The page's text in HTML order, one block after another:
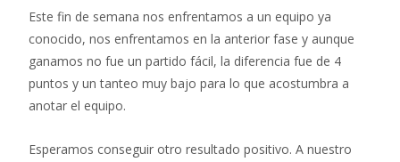
o
k
p
p
ti
r
Este fin de semana nos enfrentamos a un equipo ya
conocido, nos enfrentamos en la anterior fase y aunque
ganamos no fue un partido fácil, la diferencia fue de 4
puntos y un tanteo muy bajo para lo que acostumbra a
anotar el equipo.
Esperamos conseguir otro resultado positivo. A nuestro